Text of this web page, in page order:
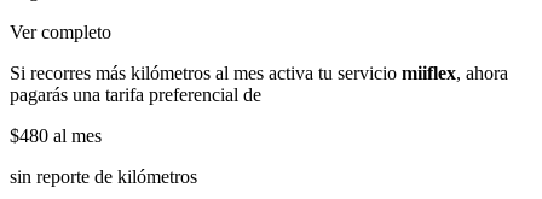
Ver completo
Si recorres más kilómetros al mes activa tu servicio miiflex, ahora
pagarás una tarifa preferencial de
$480 al mes
sin reporte de kilómetros